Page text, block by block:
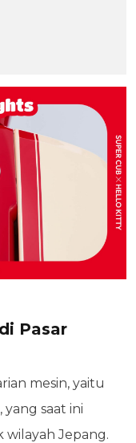
Pasar
mesin, yaitu
yang saat ini
wilayah Jepang.